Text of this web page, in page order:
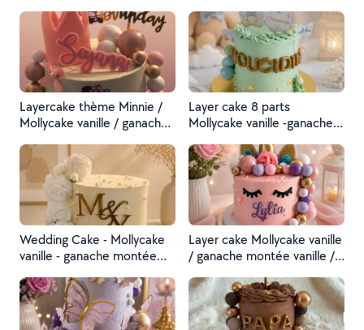
Layercake thème Minnie /
Mollycake vanille / ganache
maison /fraises fraîches /
couverture du gâteau
crème béton chocolat blanc
Layer cake 8 parts
Mollycake vanille -ganache
fraises fraîches
Wedding Cake - Mollycake
vanille - ganache montée
ganache chocolat lait
crémeux spéculos et
croustillant spéculos
Layer cake Mollycake vanille
/ ganache montée vanille /
fraîches